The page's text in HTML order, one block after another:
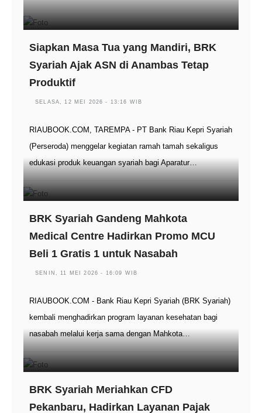
Siapkan Masa Tua yang Mandiri, BRK
Syariah Ajak ASN di Anambas Tetap
Produktif
SELASA, 12 MEI 2026 - 13:16 WIB
RIAUBOOK.COM, TAREMPA - PT Bank Riau Kepri Syariah
(Perseroda) menggelar kegiatan ramah tamah sekaligus
edukasi produk keuangan syariah bagi Aparatur…
BRK Syariah Gandeng Mahkota
Medical Centre Hadirkan Promo MCU
Beli 1 Gratis 1 untuk Nasabah
SENIN, 11 MEI 2026 - 16:09 WIB
RIAUBOOK.COM - Bank Riau Kepri Syariah (BRK Syariah)
kembali menghadirkan program layanan kesehatan bagi
nasabah melalui kerja sama dengan Mahkota…
BRK Syariah Meriahkan CFD
Pekanbaru, Hadirkan Layanan Pajak